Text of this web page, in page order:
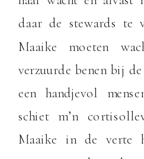
daar de stewards te
Maaike moeten
verzuurde benen bij
een handjevol
schiet m’n
Maaike in de verte